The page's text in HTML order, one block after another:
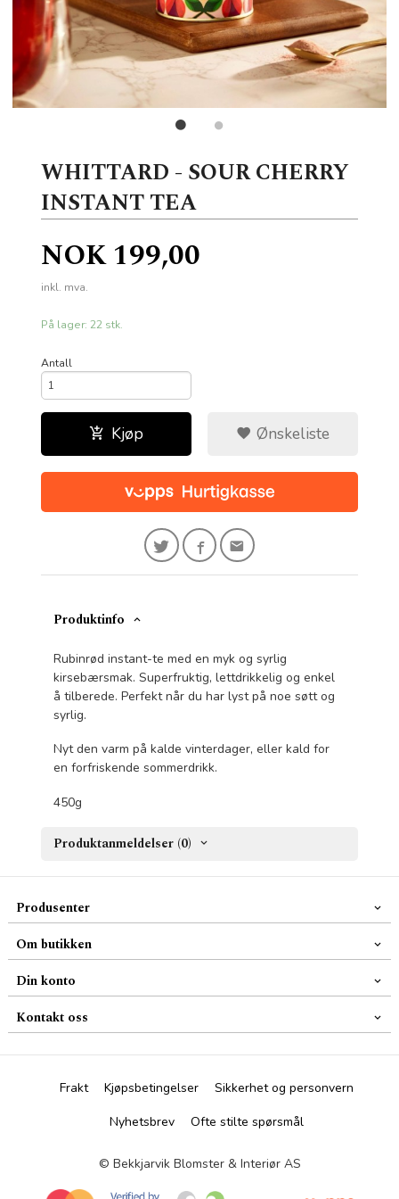
WHITTARD - SOUR CHERRY
INSTANT TEA
Pris
NOK199,00
inkl. mva.
På lager: 22 stk.
Antall
Kjøp Ønskeliste
Produktinfo
Rubinrød instant-te med en myk og syrlig
kirsebærsmak. Superfruktig, lettdrikkelig og enkel
å tilberede. Perfekt når du har lyst på noe søtt og
syrlig.
Nyt den varm på kalde vinterdager, eller kald for
en forfriskende sommerdrikk.
450g
Produktanmeldelser (0)
Produsenter
Om butikken
Din konto
Kontakt oss
Frakt Kjøpsbetingelser
Sikkerhet og personvern
Nyhetsbrev
Ofte stilte spørsmål
© Bekkjarvik Blomster & Interiør AS